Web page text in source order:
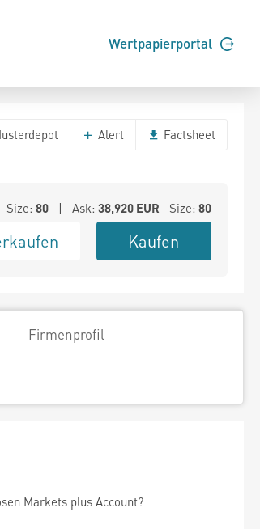
Wertpapierportal
Alert Factsheet
Size: 80| Ask: 38,920EUR Size: 80
Kaufen
Firmenprofil
Markets plus Account?